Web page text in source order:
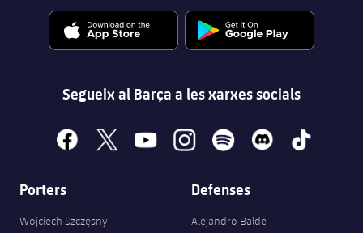
Segueix al Barça a les xarxes socials
facebook
x youtubeinstagramspotify discord tiktok
Porters
Wojciech Szczęsny
Defenses
Alejandro Balde